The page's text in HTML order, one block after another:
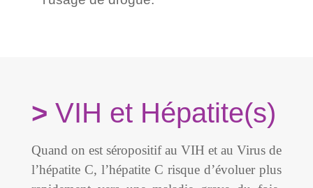
VIH et Hépatite(s)
Quand on est séropositif au VIH et au Virus de
l’hépatite C, l’hépatite C risque d’évoluer plus